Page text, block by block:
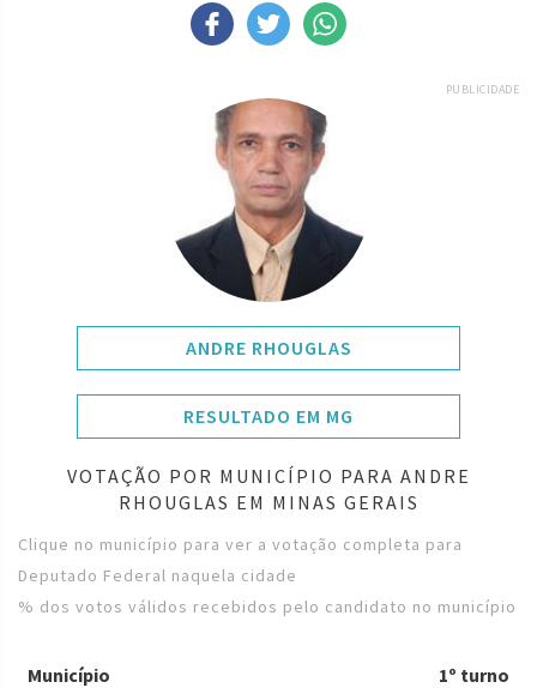
PUBLICIDADE
ANDRE RHOUGLAS
RESULTADO EM MG
VOTAÇÃO POR MUNICÍPIO PARA ANDRE
RHOUGLAS EM MINAS GERAIS
Clique no município para ver a votação completa para
Deputado Federal naquela cidade
% dos votos válidos recebidos pelo candidato no município
Município 1º turno